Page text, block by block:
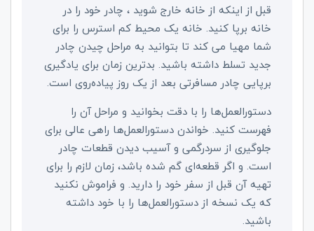
قبل از اینکه از خانه خارج شوید ، چادر خود را در
خانه برپا کنید. خانه یک محیط کم استرس را برای
شما مهیا می کند تا بتوانید به مراحل چیدن چادر
جدید تسلط داشته باشید. بدترین زمان برای یادگیری
برپایی چادر مسافرتی بعد از یک روز پیاده‌روی است.
دستورالعمل‌ها را با دقت بخوانید و مراحل آن را
فهرست کنید. خواندن دستورالعمل‌ها راهی عالی برای
جلوگیری از سردرگمی و آسیب دیدن قطعات چادر
است. و اگر قطعه‌ای گم شده باشد، زمان لازم را برای
تهیه آن قبل از سفر خود را دارید. و فراموش نکنید
که یک نسخه از دستورالعمل‌ها را با خود داشته
باشید.